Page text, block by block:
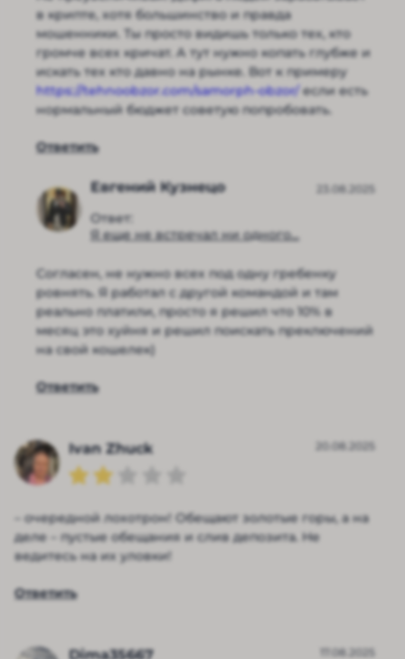
в крипте, хотя большинство и правда
мошенники. Ты просто видишь только тех, кто
громче всех кричат. А тут нужно копать глубже и
искать тех кто давно на рынке. Вот к примеру
https://tehnoobzor.com/samorph-obzor/ если есть
нормальный бюджет советую попробовать.
Ответить
Евгений Кузнецо
Ответ:
Я еще не встречал ни одного...
23.08.2025
Согласен, не нужно всех под одну гребенку
ровнять. Я работал с другой командой и там
реально платили, просто я решил что 10% в
месяц это хуйня и решил поискать преключений
на свой кошелек)
Ответить
Ivan Zhuck 20.08.2025
– очередной лохотрон! Обещают золотые горы, а на
деле – пустые обещания и слив депозита. Не
ведитесь на их уловки!
Ответить
Dima35667 17.08.2025